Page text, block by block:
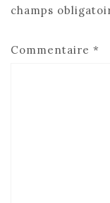
champs
Commentaire *